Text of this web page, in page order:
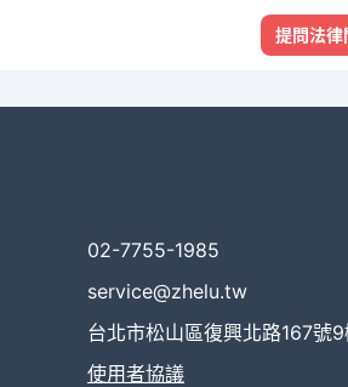
提問法律
02-7755-1985
service@zhelu.tw
台北市松山區復興北路167號9
使用者協議